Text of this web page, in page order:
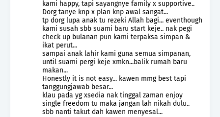
kami happy, tapi sayangnye family x supportive..
Dorg tanye knp x plan knp awal sangat...
tp dorg lupa anak tu rezeki Allah bagi... eventhough
kami susah sbb suami baru start keje.. nak pegi
check up bulanan pun kami terpaksa simpan &
ikat perut...
sampai anak lahir kami guna semua simpanan,
until suami pergi keje xmkn...balik rumah baru
makan...
Honestly it is not easy... kawen mmg best tapi
tanggungjawab besar...
klau pada yg xsedia nak tinggal zaman enjoy
single freedom tu maka jangan lah nikah dulu..
sbb nanti takut dah kawen menyesal...